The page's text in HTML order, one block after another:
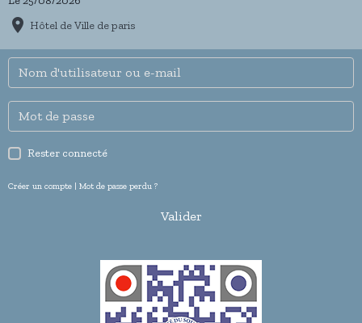
Hôtel de Ville de paris
Rester connecté
Créer un compte | Mot de passe perdu ?
Valider